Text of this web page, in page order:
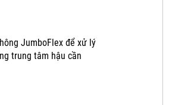
JumboFlex để xử lý
trung tâm hậu cần